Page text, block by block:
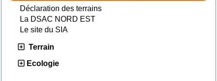
Déclaration des terrains
La DSAC NORD EST
Le site du SIA
Terrain
Ecologie